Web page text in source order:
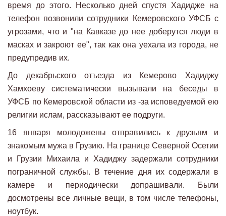
время до этого. Несколько дней спустя Хадидже на
телефон позвонили сотрудники Кемеровского УФСБ с
угрозами, что и "на Кавказе до нее доберутся люди в
масках и закроют ее", так как она уехала из города, не
предупредив их.
До декабрьского отъезда из Кемерово Хадиджу
Хамхоеву систематически вызывали на беседы в
УФСБ по Кемеровской области из -за исповедуемой ею
религии ислам, рассказывают ее подруги.
16 января молодожены отправились к друзьям и
знакомым мужа в Грузию. На границе Северной Осетии
и Грузии Михаила и Хадиджу задержали сотрудники
пограничной службы. В течение дня их содержали в
камере и периодически допрашивали. Были
досмотрены все личные вещи, в том числе телефоны,
ноутбук.